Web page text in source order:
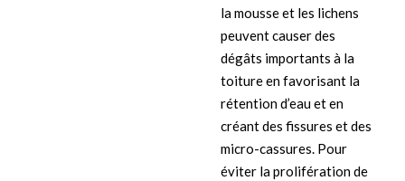
la mousse et les lichens
peuvent causer des
dégâts importants à la
toiture en favorisant la
rétention d’eau et en
créant des fissures et des
micro-cassures. Pour
éviter la prolifération de